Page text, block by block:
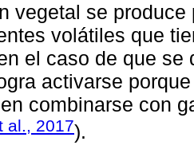
vegetal se
volátiles que
el caso de que se
activarse
combinarse con
al., 2017).